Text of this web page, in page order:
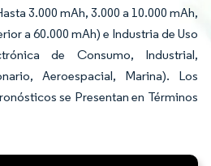
3.000 mAh, 3.000 a 10.000 mAh,
a 60.000 mAh) e Industria de Uso
de Consumo, Industrial,
Aeroespacial, Marina). Los
se Presentan en Términos